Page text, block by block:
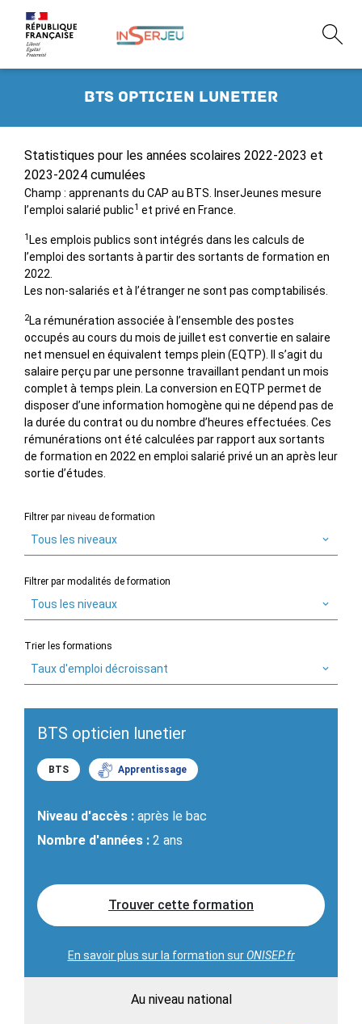
BTS opticien lunetier
Statistiques pour les années scolaires 2022-2023 et
2023-2024 cumulées
Champ : apprenants du CAP au BTS. InserJeunes mesure
l’emploi salarié public1 et privé en France.
1 Les emplois publics sont intégrés dans les calculs de
l’emploi des sortants à partir des sortants de formation en
2022.
Les non-salariés et à l’étranger ne sont pas comptabilisés.
2La rémunération associée à l’ensemble des postes
occupés au cours du mois de juillet est convertie en salaire
net mensuel en équivalent temps plein (EQTP). Il s’agit du
salaire perçu par une personne travaillant pendant un mois
complet à temps plein. La conversion en EQTP permet de
disposer d’une information homogène qui ne dépend pas de
la durée du contrat ou du nombre d’heures effectuées. Ces
rémunérations ont été calculées par rapport aux sortants
de formation en 2022 en emploi salarié privé un an après leur
sortie d’études.
Filtrer par niveau de formation
Tous les niveaux
Filtrer par modalités de formation
Tous les niveaux
Trier les formations
Taux d'emploi décroissant
BTS opticien lunetier
BTS Apprentissage
Niveau d'accès : après le bac
Nombre d'années : 2 ans
Trouver cette formation
En savoir plus sur la formation surONISEP.fr
Au niveau national